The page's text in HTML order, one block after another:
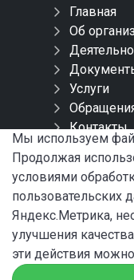
Главная
Об
Услуги
Контакты
Карта
СОЦИАЛЬНЫЕ
Мы используем
Продолжая
условиями
Яндекс.Метрика,
улучшения
эти действия